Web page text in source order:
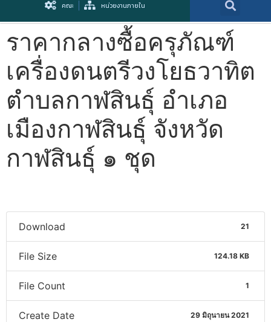
คณะ หน่วยงานภายใน
ราคากลางซื้อครุภัณฑ์
เครื่องดนตรีวงโยธวาทิต
ตำบลกาฬสินธุ์ อำเภอ
เมืองกาฬสินธุ์ จังหวัด
กาฬสินธุ์ ๑ ชุด
Download 21
File Size 124.18 KB
File Count 1
Create Date 29 มิถุนายน 2021